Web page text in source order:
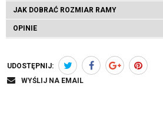
JAK DOBRAĆ ROZMIAR RAMY
OPINIE
UDOSTĘPNIJ:
WYŚLIJ NA EMAIL